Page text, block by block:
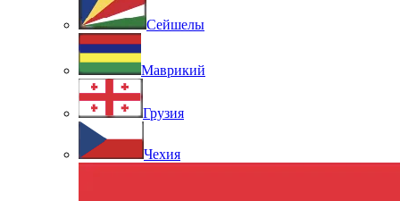
Сейшелы
Маврикий
Грузия
Чехия